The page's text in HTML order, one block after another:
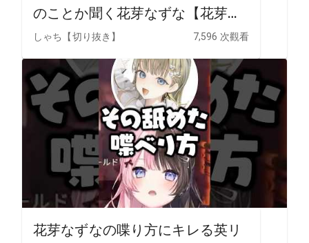
のことか聞く花芽なずな【花芽な
ずな/橘ひなの/英リサ】 #ぶいす
ぽ切り抜き #切り抜き #ぶいすぽ
#vtuber
しゃち【切り抜き】 7,596 次觀看
花芽なずなの喋り方にキレる英リ